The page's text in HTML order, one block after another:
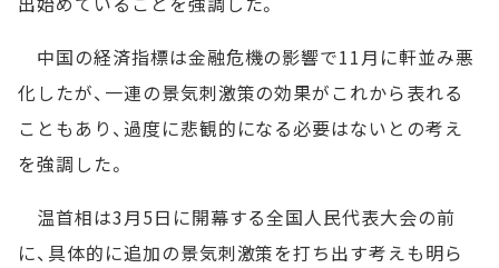
中国の経済指標は金融危機の影響で11月に軒並み悪
化したが、一連の景気刺激策の効果がこれから表れる
こともあり、過度に悲観的になる必要はないとの考え
を強調した。
温首相は3月5日に開幕する全国人民代表大会の前
に、具体的に追加の景気刺激策を打ち出す考えも明ら